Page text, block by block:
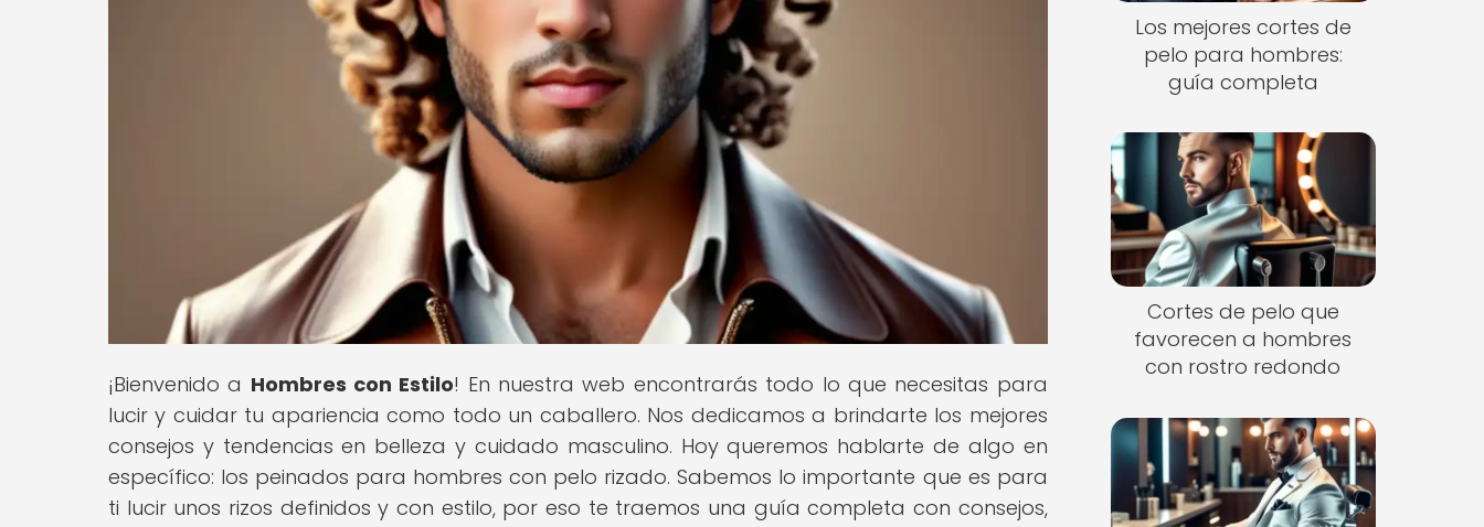
¡Bienvenido a Hombres con Estilo! En nuestra web encontrarás todo lo que necesitas para
lucir y cuidar tu apariencia como todo un caballero. Nos dedicamos a brindarte los mejores
consejos y tendencias en belleza y cuidado masculino. Hoy queremos hablarte de algo en
específico: los peinados para hombres con pelo rizado. Sabemos lo importante que es para
ti lucir unos rizos definidos y con estilo, por eso te traemos una guía completa con consejos,
Los mejores cortes de
pelo para hombres:
guía completa
Cortes de pelo que
favorecen a hombres
con rostro redondo